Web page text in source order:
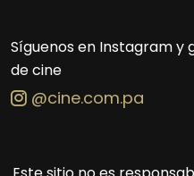
Síguenos en Instagram y
de cine
@cine.com.pa